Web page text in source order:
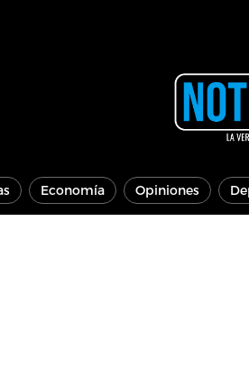
Economía Opiniones